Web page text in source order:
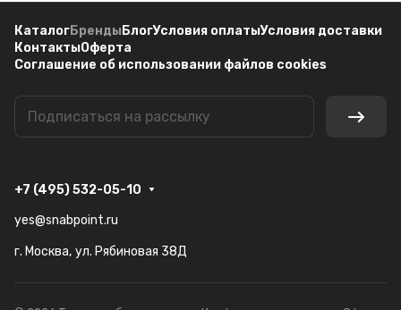
КаталогБренды БлогУсловия оплатыУсловия доставки
КонтактыОферта
Соглашение об использовании файлов cookies
+7 (495) 532-05-10
yes@snabpoint.ru
г. Москва, ул. Рябиновая 38Д